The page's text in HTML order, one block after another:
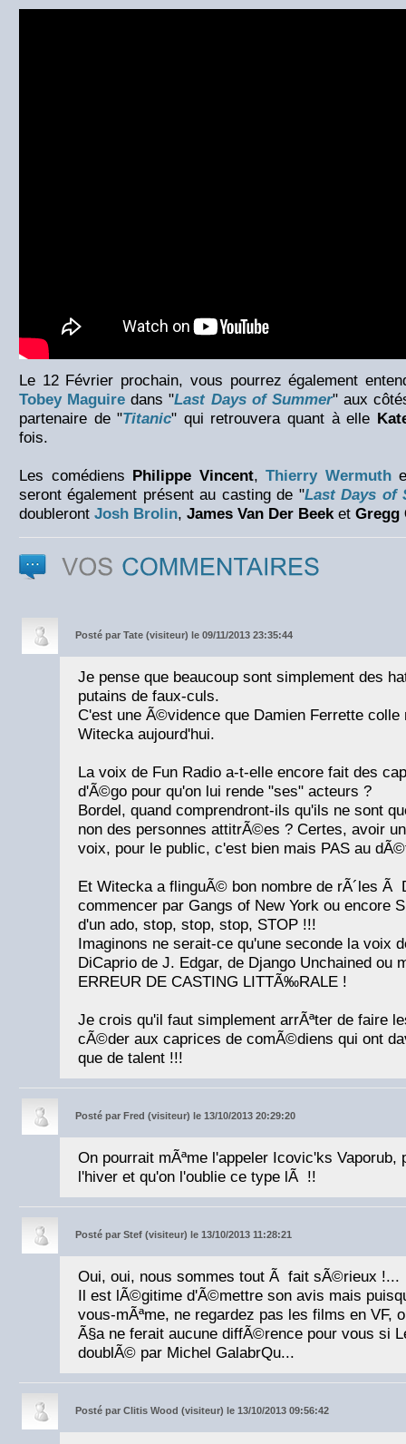
Le 12 Février prochain, vous pourrez également
Tobey Maguire dans "Last Days of Summer" aux
partenaire de "Titanic" qui retrouvera quant à elle
fois.
Les comédiens Philippe Vincent,Thierry Wermuth
seront également présent au casting de "Last Days of
doubleront Josh Brolin, James Van Der Beeket Gregg
Posté par Tate (visiteur) le 09/11/2013 23:35:44
Je pense que beaucoup sont simplement des
putains de faux-culs.
C'est une Ã©vidence que Damien Ferrette
Witecka aujourd'hui.
La voix de Fun Radio a-t-elle encore fait des
d'Ã©go pour qu'on lui rende "ses" acteurs ?
Bordel, quand comprendront-ils qu'ils ne sont
non des personnes attitrÃ©es ? Certes, avoir
voix, pour le public, c'est bien mais PAS au
Et Witecka a flinguÃ© bon nombre de rÃ´les Ã
commencer par Gangs of New York ou encore
d'un ado, stop, stop, stop, STOP !!!
Imaginons ne serait-ce qu'une seconde la voix
DiCaprio de J. Edgar, de Django Unchained ou
ERREUR DE CASTING LITTÃ‰RALE !
Je crois qu'il faut simplement arrÃªter de faire
cÃ©der aux caprices de comÃ©diens qui ont
que de talent !!!
Posté par Fred (visiteur) le 13/10/2013 20:29:20
On pourrait mÃªme l'appeler Icovic'ks Vaporub,
l'hiver et qu'on l'oublie ce type lÃ !!
Posté par Stef (visiteur) le 13/10/2013 11:28:21
Oui, oui, nous sommes tout Ã fait sÃ©rieux !...
Il est lÃ©gitime d'Ã©mettre son avis mais
vous-mÃªme, ne regardez pas les films en VF,
Ã§a ne ferait aucune diffÃ©rence pour vous si
doublÃ© par Michel GalabrQu...
Posté par Clitis Wood (visiteur) le 13/10/2013 09:56:42